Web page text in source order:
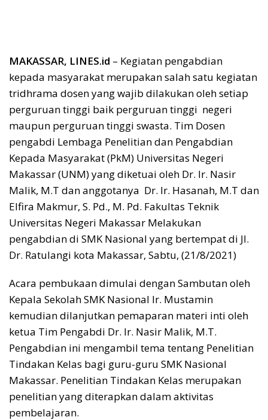
MAKASSAR, LINES.id – Kegiatan pengabdian
kepada masyarakat merupakan salah satu kegiatan
tridhrama dosen yang wajib dilakukan oleh setiap
perguruan tinggi baik perguruan tinggi negeri
maupun perguruan tinggi swasta. Tim Dosen
pengabdi Lembaga Penelitian dan Pengabdian
Kepada Masyarakat (PkM) Universitas Negeri
Makassar (UNM) yang diketuai oleh Dr. Ir. Nasir
Malik, M.T dan anggotanya Dr. Ir. Hasanah, M.T dan
Elfira Makmur, S. Pd., M. Pd. Fakultas Teknik
Universitas Negeri Makassar Melakukan
pengabdian di SMK Nasional yang bertempat di Jl.
Dr. Ratulangi kota Makassar, Sabtu, (21/8/2021)
Acara pembukaan dimulai dengan Sambutan oleh
Kepala Sekolah SMK Nasional Ir. Mustamin
kemudian dilanjutkan pemaparan materi inti oleh
ketua Tim Pengabdi Dr. Ir. Nasir Malik, M.T.
Pengabdian ini mengambil tema tentang Penelitian
Tindakan Kelas bagi guru-guru SMK Nasional
Makassar. Penelitian Tindakan Kelas merupakan
penelitian yang diterapkan dalam aktivitas
pembelajaran.